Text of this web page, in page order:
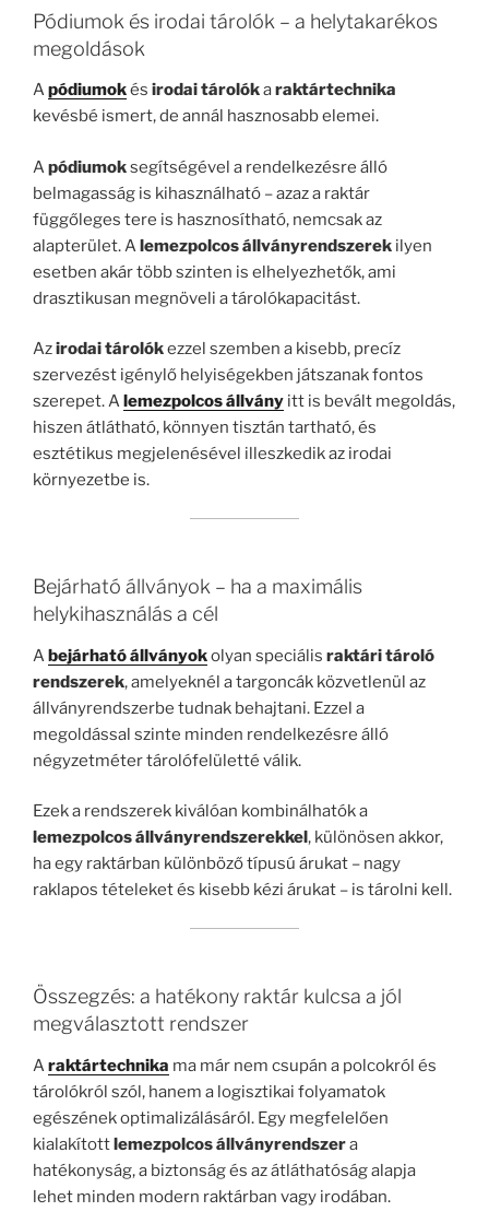
Pódiumok és irodai tárolók – a helytakarékos
megoldások
Apódiumokés irodai tárolókaraktártechnika
kevésbé ismert, de annál hasznosabb elemei.
Apódiumoksegítségével a rendelkezésre álló
belmagasság is kihasználható – azaz a raktár
függőleges tere is hasznosítható, nemcsak az
alapterület. Alemezpolcos állványrendszerek ilyen
esetben akár több szinten is elhelyezhetők, ami
drasztikusan megnöveli a tárolókapacitást.
Azirodai tárolókezzel szemben a kisebb, precíz
szervezést igénylő helyiségekben játszanak fontos
szerepet. A lemezpolcos állvány itt is bevált megoldás,
hiszen átlátható, könnyen tisztán tartható, és
esztétikus megjelenésével illeszkedik az irodai
környezetbe is.
Bejárható állványok – ha a maximális
helykihasználás a cél
Abejárható állványokolyan speciális raktári tároló
rendszerek, amelyeknél a targoncák közvetlenül az
állványrendszerbe tudnak behajtani. Ezzel a
megoldással szinte minden rendelkezésre álló
négyzetméter tárolófelületté válik.
Ezek a rendszerek kiválóan kombinálhatók a
lemezpolcos állványrendszerekkel , különösen akkor,
ha egy raktárban különböző típusú árukat – nagy
raklapos tételeket és kisebb kézi árukat – is tárolni kell.
Összegzés: a hatékony raktár kulcsa a jól
megválasztott rendszer
Araktártechnika ma már nem csupán a polcokról és
tárolókról szól, hanem a logisztikai folyamatok
egészének optimalizálásáról. Egy megfelelően
kialakítottlemezpolcos állványrendszera
hatékonyság, a biztonság és az átláthatóság alapja
lehet minden modern raktárban vagy irodában.